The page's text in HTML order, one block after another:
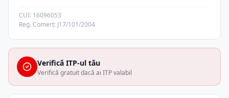
CUI: 16096053
Reg. Comerț: J17/101/2004
Verifică ITP-ul tău
Verifică gratuit dacă ai ITP valabil